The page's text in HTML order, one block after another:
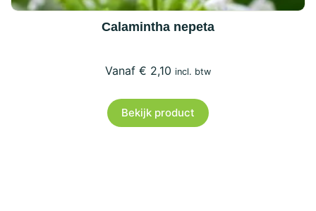
Calamintha nepeta
€ 2,10 incl. btw
Bekijk product